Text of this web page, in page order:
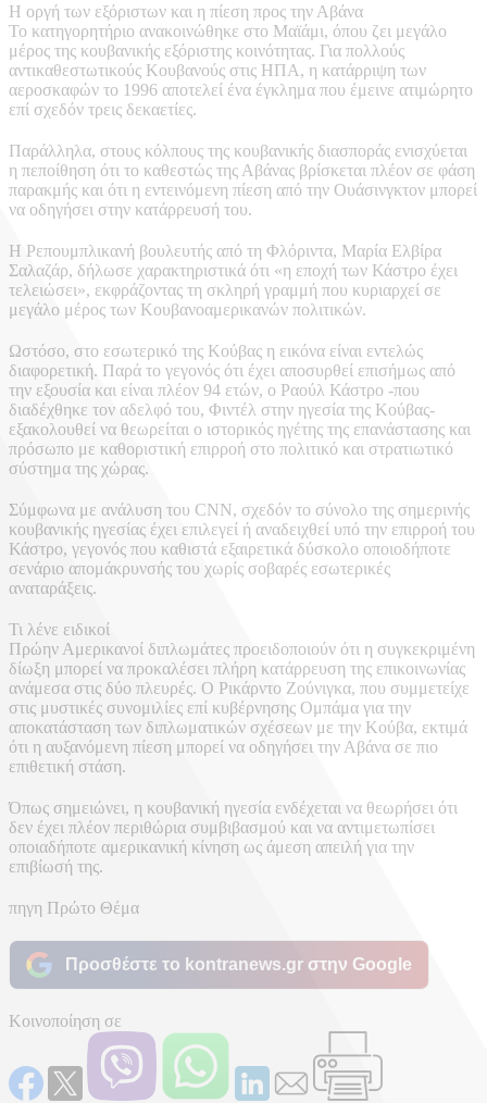
Η οργή των εξόριστων και η πίεση προς την Αβάνα
Το κατηγορητήριο ανακοινώθηκε στο Μαϊάμι, όπου ζει μεγάλο
μέρος της κουβανικής εξόριστης κοινότητας. Για πολλούς
αντικαθεστωτικούς Κουβανούς στις ΗΠΑ, η κατάρριψη των
αεροσκαφών το 1996 αποτελεί ένα έγκλημα που έμεινε ατιμώρητο
επί σχεδόν τρεις δεκαετίες.
Παράλληλα, στους κόλπους της κουβανικής διασποράς ενισχύεται
η πεποίθηση ότι το καθεστώς της Αβάνας βρίσκεται πλέον σε φάση
παρακμής και ότι η εντεινόμενη πίεση από την Ουάσινγκτον μπορεί
να οδηγήσει στην κατάρρευσή του.
Η Ρεπουμπλικανή βουλευτής από τη Φλόριντα, Μαρία Ελβίρα
Σαλαζάρ, δήλωσε χαρακτηριστικά ότι «η εποχή των Κάστρο έχει
τελειώσει», εκφράζοντας τη σκληρή γραμμή που κυριαρχεί σε
μεγάλο μέρος των Κουβανοαμερικανών πολιτικών.
Ωστόσο, στο εσωτερικό της Κούβας η εικόνα είναι εντελώς
διαφορετική. Παρά το γεγονός ότι έχει αποσυρθεί επισήμως από
την εξουσία και είναι πλέον 94 ετών, ο Ραούλ Κάστρο -που
διαδέχθηκε τον αδελφό του, Φιντέλ στην ηγεσία της Κούβας-
εξακολουθεί να θεωρείται ο ιστορικός ηγέτης της επανάστασης και
πρόσωπο με καθοριστική επιρροή στο πολιτικό και στρατιωτικό
σύστημα της χώρας.
Σύμφωνα με ανάλυση του CNN, σχεδόν το σύνολο της σημερινής
κουβανικής ηγεσίας έχει επιλεγεί ή αναδειχθεί υπό την επιρροή του
Κάστρο, γεγονός που καθιστά εξαιρετικά δύσκολο οποιοδήποτε
σενάριο απομάκρυνσής του χωρίς σοβαρές εσωτερικές
αναταράξεις.
Τι λένε ειδικοί
Πρώην Αμερικανοί διπλωμάτες προειδοποιούν ότι η συγκεκριμένη
δίωξη μπορεί να προκαλέσει πλήρη κατάρρευση της επικοινωνίας
ανάμεσα στις δύο πλευρές. Ο Ρικάρντο Ζούνιγκα, που συμμετείχε
στις μυστικές συνομιλίες επί κυβέρνησης Ομπάμα για την
αποκατάσταση των διπλωματικών σχέσεων με την Κούβα, εκτιμά
ότι η αυξανόμενη πίεση μπορεί να οδηγήσει την Αβάνα σε πιο
επιθετική στάση.
Όπως σημειώνει, η κουβανική ηγεσία ενδέχεται να θεωρήσει ότι
δεν έχει πλέον περιθώρια συμβιβασμού και να αντιμετωπίσει
οποιαδήποτε αμερικανική κίνηση ως άμεση απειλή για την
επιβίωσή της.
πηγη Πρώτο Θέμα
Προσθέστε το kontranews.gr στην Google
Κοινοποίηση σε